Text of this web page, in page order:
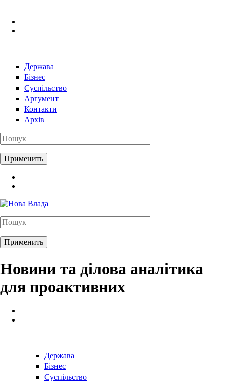
Держава
Бізнес
Суспільство
Аргумент
Контакти
Архів
Новини та ділова аналітика
для проактивних
Держава
Бізнес
Суспільство